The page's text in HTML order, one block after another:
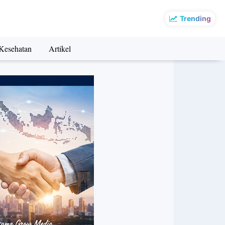
Trending
Artikel